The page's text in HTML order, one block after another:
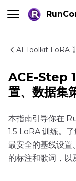
AI Toolkit LoRA
ACE-Step
置、数据集
本指南引导你在
1.5 LoRA 训练。
最安全的基线设置
的标注和歌词，以